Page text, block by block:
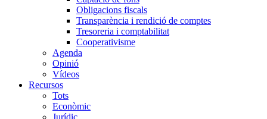
Obligacions fiscals
Transparència i rendició de comptes
Tresoreria i comptabilitat
Cooperativisme
Agenda
Opinió
Vídeos
Recursos
Tots
Econòmic